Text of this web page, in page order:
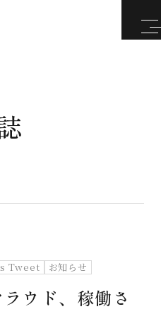
Tweet お知らせ
ウド、稼働さ